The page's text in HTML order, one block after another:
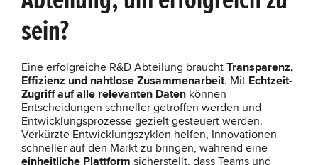
sein?
Eine erfolgreiche R&D Abteilung braucht Transparenz,
Effizienz und nahtlose Zusammenarbeit. Mit Echtzeit-
Zugriff auf alle relevanten Daten können
Entscheidungen schneller getroffen werden und
Entwicklungsprozesse gezielt gesteuert werden.
Verkürzte Entwicklungszyklen helfen, Innovationen
schneller auf den Markt zu bringen, während eine
einheitliche Plattform sicherstellt, dass Teams und